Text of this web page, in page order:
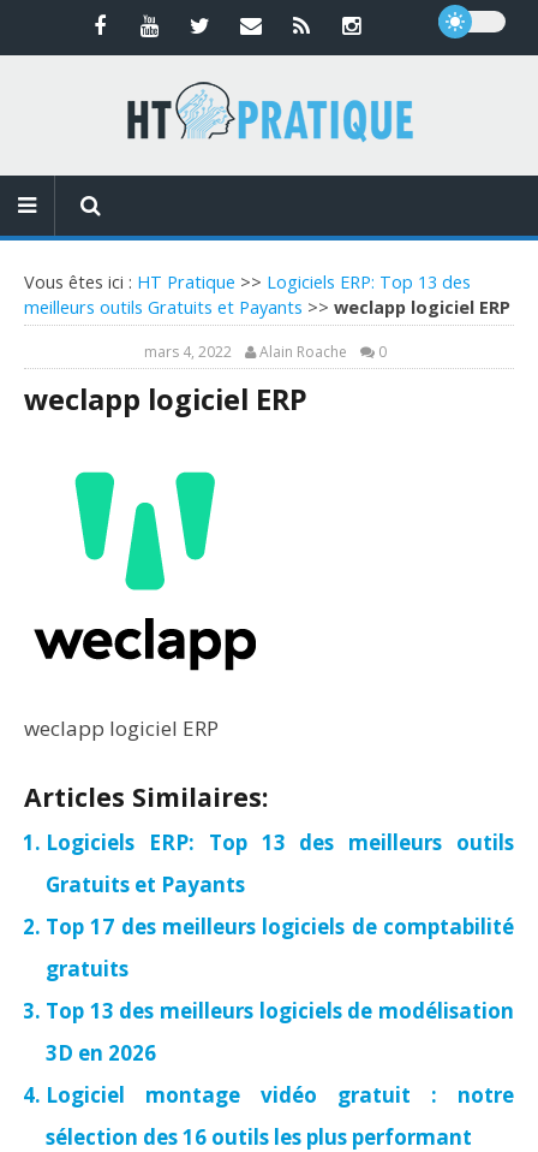
Vous êtes ici : HT Pratique >> Logiciels ERP: Top 13 des
meilleurs outils Gratuits et Payants >> weclapp logiciel ERP
mars 4, 2022 Alain Roache 0
weclapp logiciel ERP
weclapp logiciel ERP
Articles Similaires:
Logiciels ERP: Top 13 des meilleurs outils
Gratuits et Payants
Top 17 des meilleurs logiciels de comptabilité
gratuits
Top 13 des meilleurs logiciels de modélisation
3D en 2026
Logiciel montage vidéo gratuit : notre
sélection des 16 outils les plus performant